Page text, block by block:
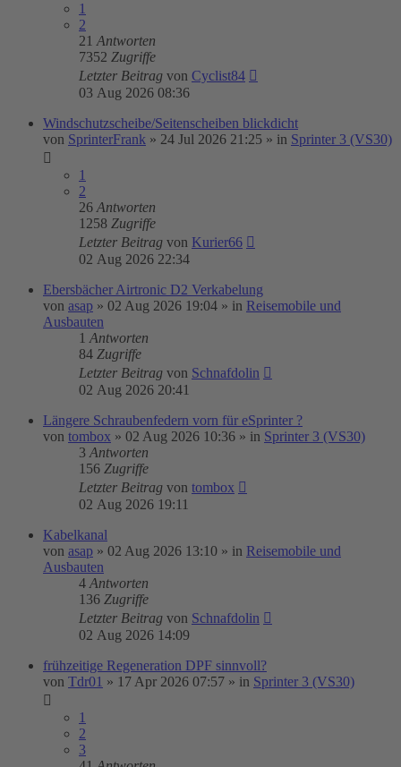
1
2
21 Antworten
7352 Zugriffe
Letzter Beitrag von Cyclist84
03 Aug 2026 08:36
Windschutzscheibe/Seitenscheiben blickdicht
von SprinterFrank » 24 Jul 2026 21:25 » in Sprinter 3 (VS30)
1
2
26 Antworten
1258 Zugriffe
Letzter Beitrag von Kurier66
02 Aug 2026 22:34
Ebersbächer Airtronic D2 Verkabelung
von asap » 02 Aug 2026 19:04 » in Reisemobile und
Ausbauten
1 Antworten
84 Zugriffe
Letzter Beitrag von Schnafdolin
02 Aug 2026 20:41
Längere Schraubenfedern vorn für eSprinter ?
von tombox » 02 Aug 2026 10:36 » in Sprinter 3 (VS30)
3 Antworten
156 Zugriffe
Letzter Beitrag von tombox
02 Aug 2026 19:11
Kabelkanal
von asap » 02 Aug 2026 13:10 » in Reisemobile und
Ausbauten
4 Antworten
136 Zugriffe
Letzter Beitrag von Schnafdolin
02 Aug 2026 14:09
frühzeitige Regeneration DPF sinnvoll?
von Tdr01 » 17 Apr 2026 07:57 » in Sprinter 3 (VS30)
1
2
3